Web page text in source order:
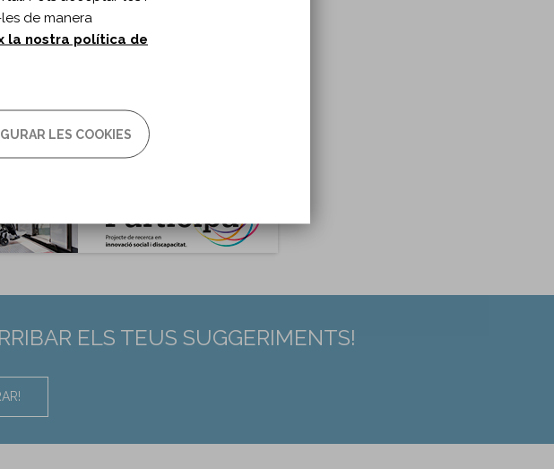
ELS TEUS SUGGERIMENTS!
de manera
la nostra política de
LES COOKIES